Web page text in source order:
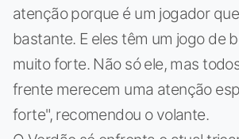
atenção porque é um jogador
bastante. E eles têm um jogo de
muito forte. Não só ele, mas
frente merecem uma atenção
forte", recomendou o volante.